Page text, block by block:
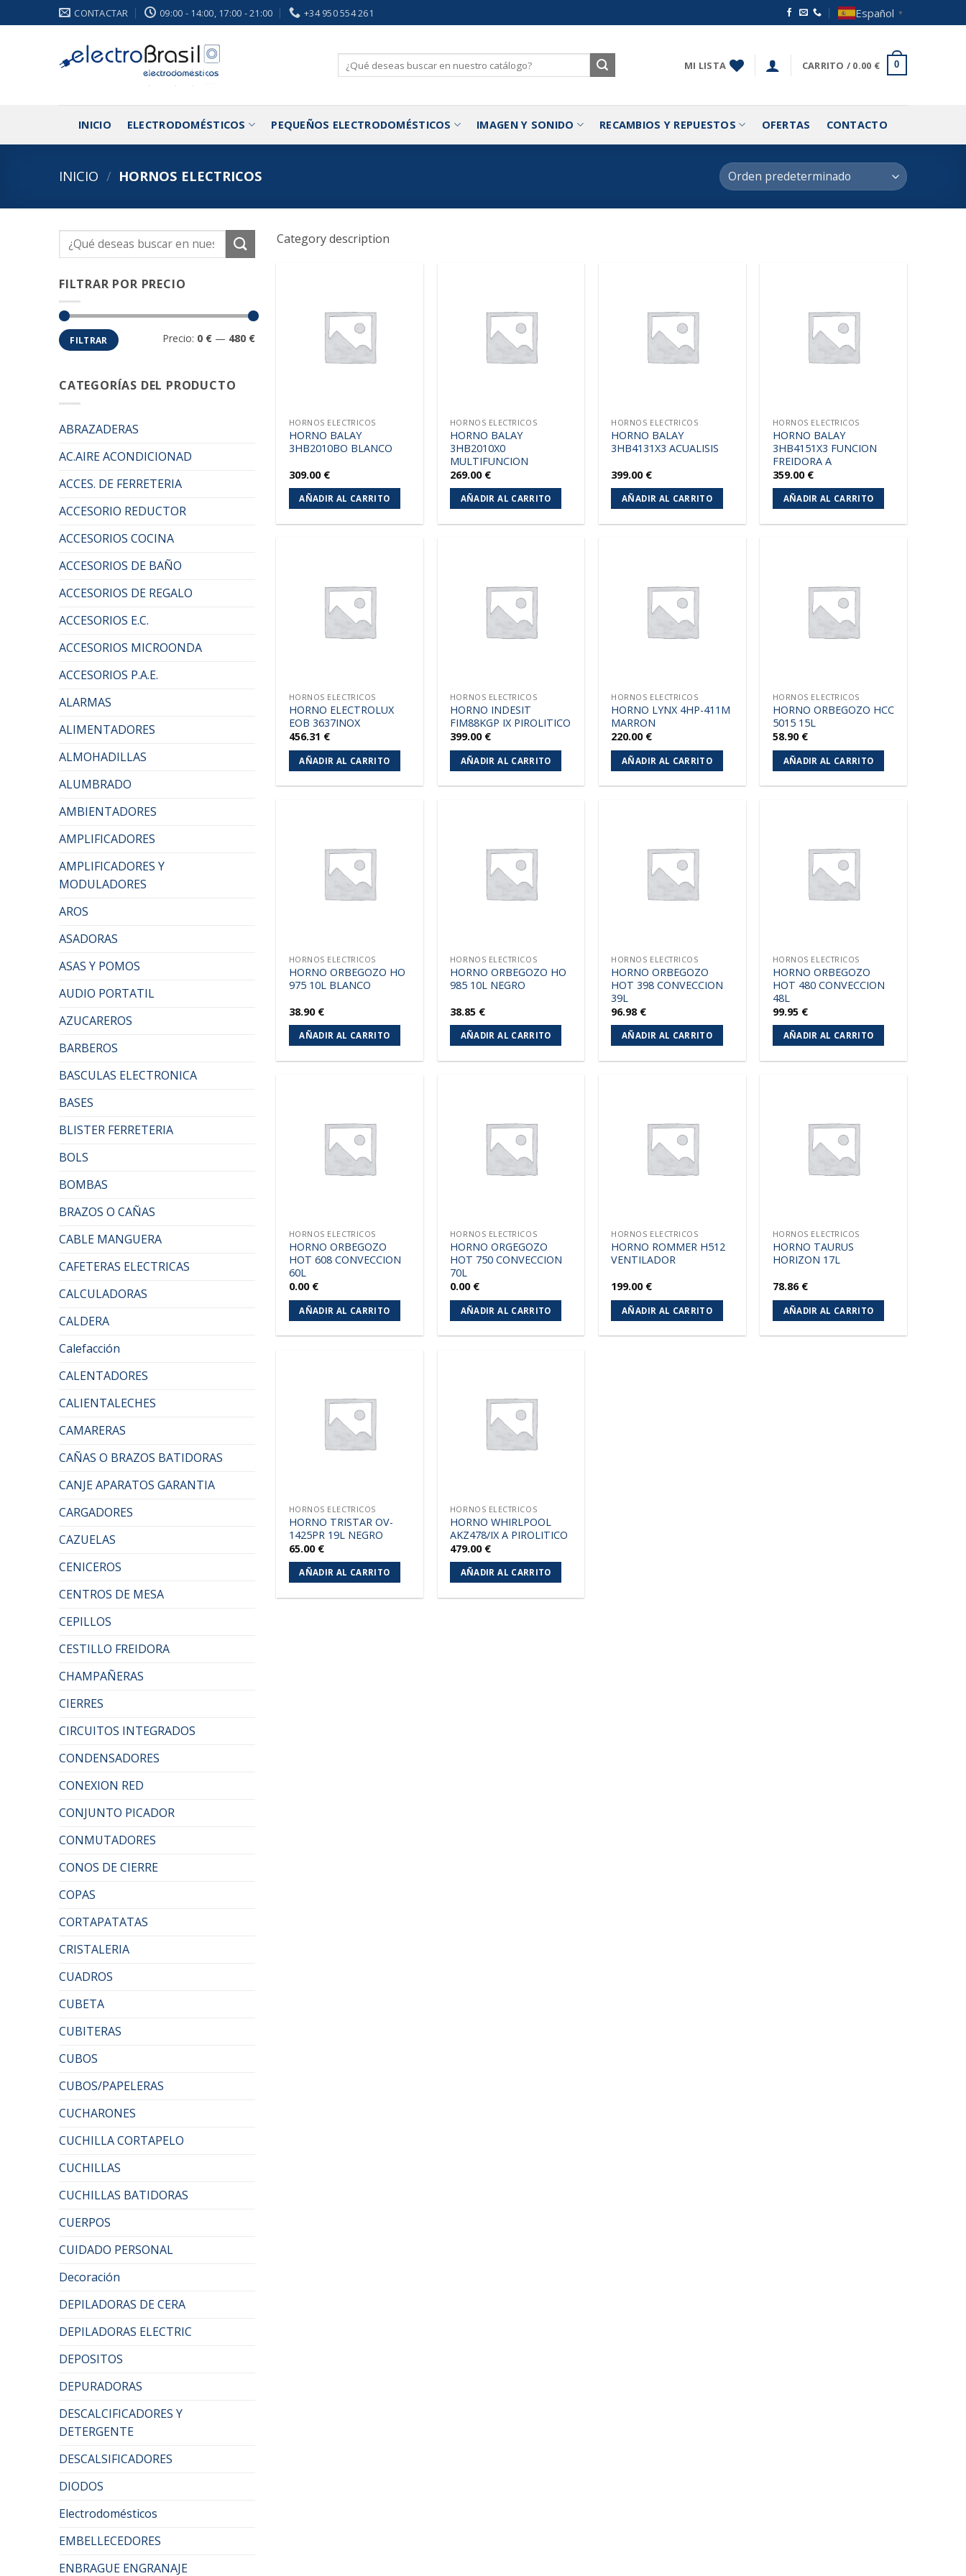
al
CONTACTAR 09:00 - 14:00, 17:00 - 21:00 +34 950 554 261 Español ▼
Buscar
por:
MI LISTA CARRITO / 0.00 € 0
INICIO ELECTRODOMÉSTICOS PEQUEÑOS ELECTRODOMÉSTICOS IMAGEN Y SONIDO RECAMBIOS Y REPUESTOS OFERTAS CONTACTO
INICIO / HORNOS ELECTRICOS
Buscar
por:
FILTRAR POR PRECIO
Precio
mínimo
Precio
máximo
FILTRAR Precio: 0 €— 480 €
CATEGORÍAS DEL PRODUCTO
ABRAZADERAS
AC.AIRE ACONDICIONAD
ACCES. DE FERRETERIA
ACCESORIO REDUCTOR
ACCESORIOS COCINA
ACCESORIOS DE BAÑO
ACCESORIOS DE REGALO
ACCESORIOS E.C.
ACCESORIOS MICROONDA
ACCESORIOS P.A.E.
ALARMAS
ALIMENTADORES
ALMOHADILLAS
ALUMBRADO
AMBIENTADORES
AMPLIFICADORES
AMPLIFICADORES Y
MODULADORES
AROS
ASADORAS
ASAS Y POMOS
AUDIO PORTATIL
AZUCAREROS
BARBEROS
BASCULAS ELECTRONICA
BASES
BLISTER FERRETERIA
BOLS
BOMBAS
BRAZOS O CAÑAS
CABLE MANGUERA
CAFETERAS ELECTRICAS
CALCULADORAS
CALDERA
Calefacción
CALENTADORES
CALIENTALECHES
CAMARERAS
CAÑAS O BRAZOS BATIDORAS
CANJE APARATOS GARANTIA
CARGADORES
CAZUELAS
CENICEROS
CENTROS DE MESA
CEPILLOS
CESTILLO FREIDORA
CHAMPAÑERAS
CIERRES
CIRCUITOS INTEGRADOS
CONDENSADORES
CONEXION RED
CONJUNTO PICADOR
CONMUTADORES
CONOS DE CIERRE
COPAS
CORTAPATATAS
CRISTALERIA
CUADROS
CUBETA
CUBITERAS
CUBOS
CUBOS/PAPELERAS
CUCHARONES
CUCHILLA CORTAPELO
CUCHILLAS
CUCHILLAS BATIDORAS
CUERPOS
CUIDADO PERSONAL
Decoración
DEPILADORAS DE CERA
DEPILADORAS ELECTRIC
DEPOSITOS
DEPURADORAS
DESCALCIFICADORES Y
DETERGENTE
DESCALSIFICADORES
DIODOS
Electrodomésticos
EMBELLECEDORES
ENBRAGUE ENGRANAJE
Category description
HORNOS ELECTRICOS
HORNO BALAY
3HB2010BO BLANCO
309.00 €
AÑADIR AL CARRITO
HORNOS ELECTRICOS
HORNO BALAY
3HB2010X0
MULTIFUNCION
269.00 €
AÑADIR AL CARRITO
HORNOS ELECTRICOS
HORNO BALAY
3HB4131X3 ACUALISIS
399.00 €
AÑADIR AL CARRITO
HORNOS ELECTRICOS
HORNO BALAY
3HB4151X3 FUNCION
FREIDORA A
359.00 €
AÑADIR AL CARRITO
HORNOS ELECTRICOS
HORNO ELECTROLUX
EOB 3637INOX
456.31 €
AÑADIR AL CARRITO
HORNOS ELECTRICOS
HORNO INDESIT
FIM88KGP IX PIROLITICO
399.00 €
AÑADIR AL CARRITO
HORNOS ELECTRICOS
HORNO LYNX 4HP-411M
MARRON
220.00 €
AÑADIR AL CARRITO
HORNOS ELECTRICOS
HORNO ORBEGOZO HCC
5015 15L
58.90 €
AÑADIR AL CARRITO
HORNOS ELECTRICOS
HORNO ORBEGOZO HO
975 10L BLANCO
38.90 €
AÑADIR AL CARRITO
HORNOS ELECTRICOS
HORNO ORBEGOZO HO
985 10L NEGRO
38.85 €
AÑADIR AL CARRITO
HORNOS ELECTRICOS
HORNO ORBEGOZO
HOT 398 CONVECCION
39L
96.98 €
AÑADIR AL CARRITO
HORNOS ELECTRICOS
HORNO ORBEGOZO
HOT 480 CONVECCION
48L
99.95 €
AÑADIR AL CARRITO
HORNOS ELECTRICOS
HORNO ORBEGOZO
HOT 608 CONVECCION
60L
0.00 €
AÑADIR AL CARRITO
HORNOS ELECTRICOS
HORNO ORGEGOZO
HOT 750 CONVECCION
70L
0.00 €
AÑADIR AL CARRITO
HORNOS ELECTRICOS
HORNO ROMMER H512
VENTILADOR
199.00 €
AÑADIR AL CARRITO
HORNOS ELECTRICOS
HORNO TAURUS
HORIZON 17L
78.86 €
AÑADIR AL CARRITO
HORNOS ELECTRICOS
HORNO TRISTAR OV-
1425PR 19L NEGRO
65.00 €
AÑADIR AL CARRITO
HORNOS ELECTRICOS
HORNO WHIRLPOOL
AKZ478/IX A PIROLITICO
479.00 €
AÑADIR AL CARRITO